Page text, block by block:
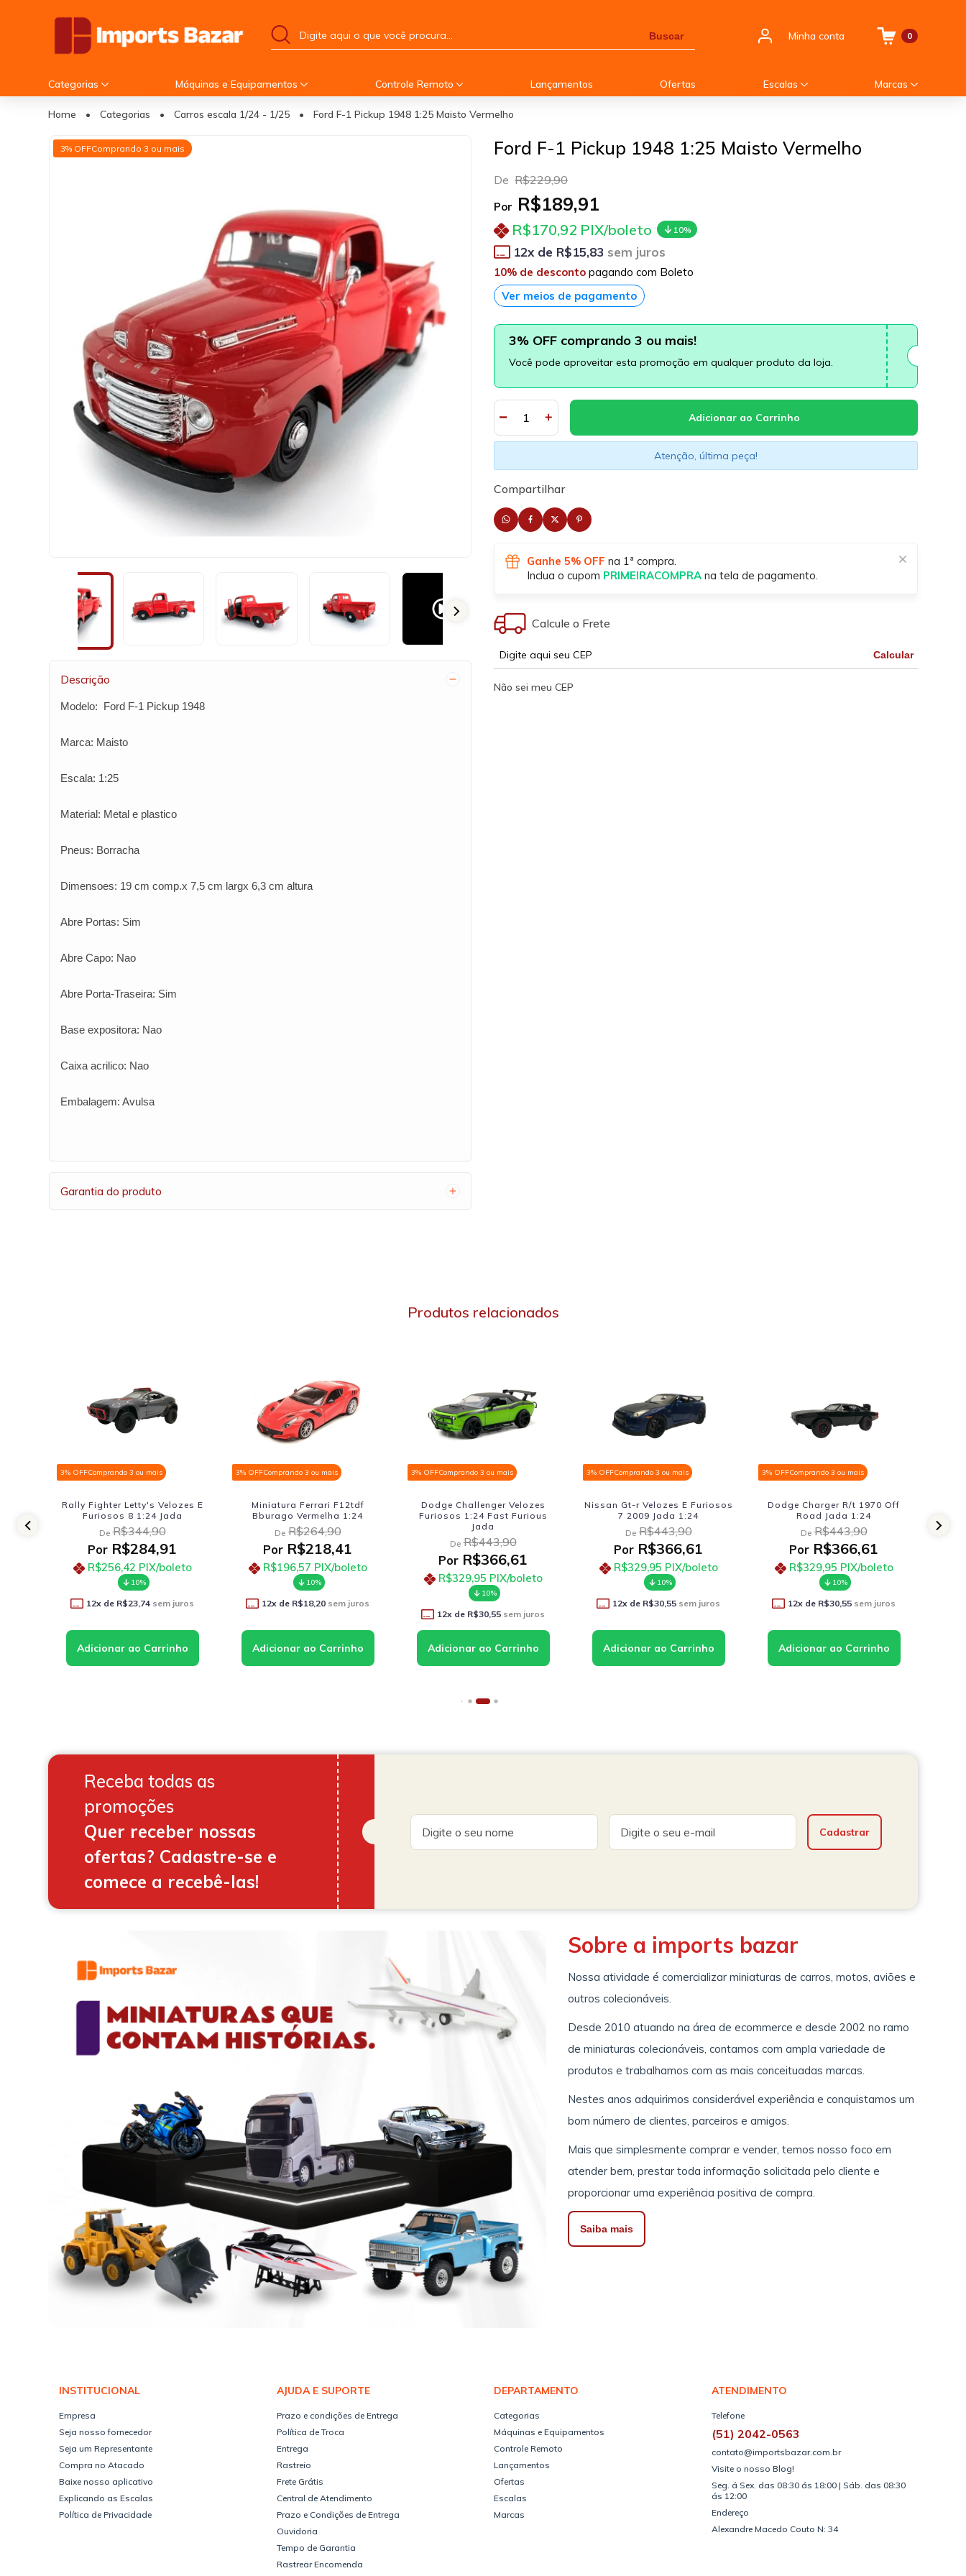
Buscar Minha conta 0
Categorias Máquinas e Equipamentos Controle Remoto Lançamentos Ofertas Escalas Marcas
Home • Categorias • Carros escala 1/24 - 1/25 • Ford F-1 Pickup 1948 1:25 Maisto Vermelho
3% OFFComprando 3 ou mais
Descrição
Modelo: Ford F-1 Pickup 1948
Marca: Maisto
Escala: 1:25
Material: Metal e plastico
Pneus: Borracha
Dimensoes: 19 cm comp.x 7,5 cm largx 6,3 cm altura
Abre Portas: Sim
Abre Capo: Nao
Abre Porta-Traseira: Sim
Base expositora: Nao
Caixa acrilico: Nao
Embalagem: Avulsa
Garantia do produto
Ford F-1 Pickup 1948 1:25 Maisto Vermelho
De R$229,90
Por R$189,91
R$170,92 PIX/boleto 10%
12x de R$15,83 sem juros
10% de desconto pagando com Boleto
Ver meios de pagamento
3% OFF comprando 3 ou mais!
Você pode aproveitar esta promoção em qualquer produto da loja.
Atenção, última peça!
Compartilhar
Ganhe 5% OFF na 1ª compra.
Inclua o cupom PRIMEIRACOMPRA na tela de pagamento.
Calcule o Frete
Calcular
Não sei meu CEP
Produtos relacionados
3% OFFComprando 3 ou mais
Miniatura Ferrari F12tdf
Bburago Vermelha 1:24
De R$264,90
Por R$218,41
R$196,57 PIX/boleto
10%
12x de R$18,20 sem juros
3% OFFComprando 3 ou mais
Dodge Challenger Velozes
Furiosos 1:24 Fast Furious
Jada
R$443,90
PorR$366,61
R$329,95 PIX/boleto
10%
3% OFFComprando 3 ou mais
Nissan Gt-r Velozes E Furiosos
7 2009 Jada 1:24
R$443,90
PorR$366,61
R$329,95 PIX/boleto
10%
R$30,55
3% OFFComprando 3 ou mais
Dodge Charger R/t 1970 Off
Road Jada 1:24
De R$443,90
Por R$366,61
R$329,95 PIX/boleto
10%
12x de R$30,55 sem juros
3% OFFComprando 3 ou mais
Pick-up 3100 Chevrolet 1950
Maisto 1:25 Vermelho
De R$287,90
Por R$237,41
R$213,67 PIX/boleto
10%
12x de R$19,78 sem juros
Receba todas as
promoções
Quer receber nossas
ofertas? Cadastre-se e
comece a recebê-las!
Sobre a imports bazar
Nossa atividade é comercializar miniaturas de carros, motos, aviões e
outros colecionáveis.
Desde 2010 atuando na área de ecommerce e desde 2002 no ramo
de miniaturas colecionáveis, contamos com ampla variedade de
produtos e trabalhamos com as mais conceituadas marcas.
Nestes anos adquirimos considerável experiência e conquistamos um
bom número de clientes, parceiros e amigos.
Mais que simplesmente comprar e vender, temos nosso foco em
atender bem, prestar toda informação solicitada pelo cliente e
proporcionar uma experiência positiva de compra.
Saiba mais
INSTITUCIONAL
Empresa
Seja nosso fornecedor
Seja um Representante
Compra no Atacado
Baixe nosso aplicativo
Explicando as Escalas
Política de Privacidade
AJUDA E SUPORTE
Prazo e condições de Entrega
Política de Troca
Entrega
Rastreio
Frete Grátis
Central de Atendimento
Prazo e Condições de Entrega
Ouvidoria
Tempo de Garantia
Rastrear Encomenda
DEPARTAMENTO
Categorias
Máquinas e Equipamentos
Controle Remoto
Lançamentos
Ofertas
Escalas
Marcas
ATENDIMENTO
Telefone
(51) 2042-0563
contato@importsbazar.com.br
Visite o nosso Blog!
Seg. á Sex. das 08:30 ás 18:00 | Sáb. das 08:30
ás 12:00
Endereço
Alexandre Macedo Couto N: 34